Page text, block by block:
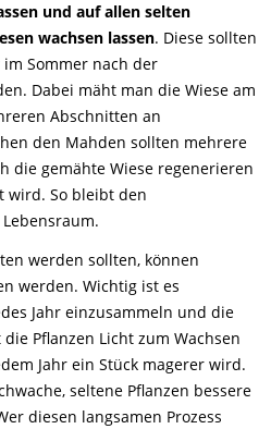
und auf allen selten
wachsen lassen. Diese sollten
Sommer nach der
Dabei mäht man die Wiese am
Abschnitten an
den Mahden sollten mehrere
die gemähte Wiese regenerieren
wird. So bleibt den
werden sollten, können
werden. Wichtig ist es
Jahr einzusammeln und die
Pflanzen Licht zum Wachsen
Jahr ein Stück magerer wird.
seltene Pflanzen bessere
diesen langsamen Prozess